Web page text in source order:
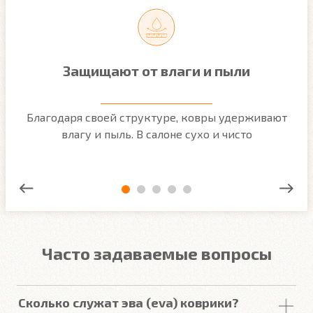
Защищают от влаги и пыли
Благодаря своей структуре, ковры удерживают
влагу и пыль. В салоне сухо и чисто
Часто задаваемые вопросы
Сколько служат эва (eva) коврики?